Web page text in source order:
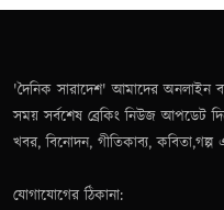
'দৈনিক সারাদেশ' আমাদের অনলাইন
সময় সর্বশেষ ব্রেকিং নিউজ আপডেট
খবর, বিনোদন, গীতিকাব্য,
যোগাযোগের ঠিকানা: